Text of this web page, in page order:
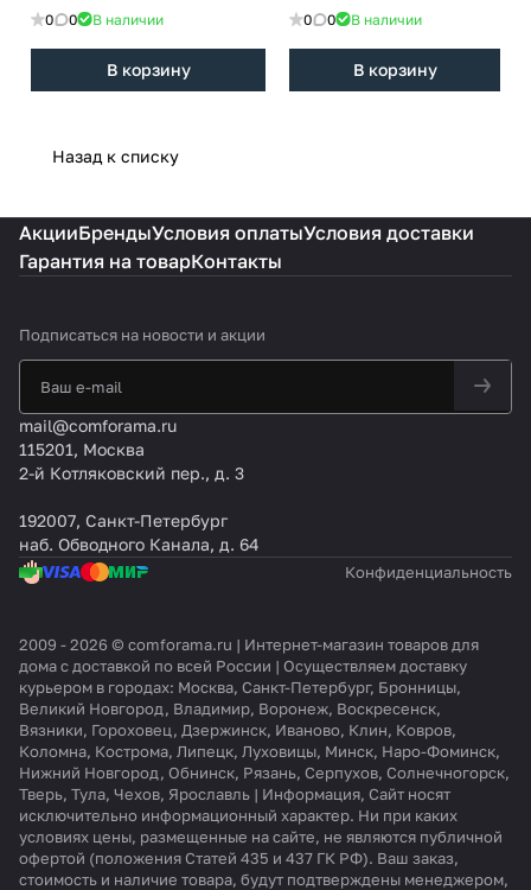
0 0 В наличии
В корзину
0 0 В наличии
В корзину
Назад к списку
АкцииБрендыУсловия оплатыУсловия доставки
Гарантия на товарКонтакты
Подписаться на новости и акции
mail@comforama.ru
115201, Москва
2-й Котляковский пер., д. 3
192007, Санкт-Петербург
наб. Обводного Канала, д. 64
Конфиденциальность
2009 - 2026 © comforama.ru | Интернет-магазин товаров для
дома с доставкой по всей России | Осуществляем доставку
курьером в городах: Москва, Санкт-Петербург, Бронницы,
Великий Новгород, Владимир, Воронеж, Воскресенск,
Вязники, Гороховец, Дзержинск, Иваново, Клин, Ковров,
Коломна, Кострома, Липецк, Луховицы, Минск, Наро-Фоминск,
Нижний Новгород, Обнинск, Рязань, Серпухов, Солнечногорск,
Тверь, Тула, Чехов, Ярославль | Информация, Сайт носят
исключительно информационный характер. Ни при каких
условиях цены, размещенные на сайте, не являются публичной
офертой (положения Статей 435 и 437 ГК РФ). Ваш заказ,
стоимость и наличие товара, будут подтверждены менеджером,